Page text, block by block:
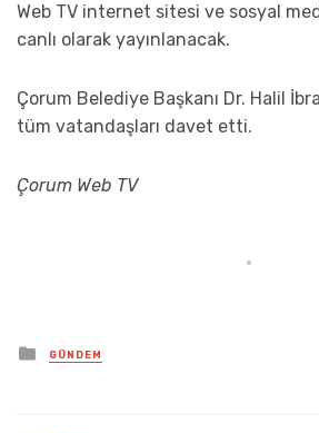
Web TV internet sitesi ve sosyal
canlı olarak yayınlanacak.
Çorum Belediye Başkanı Dr. Halil
tüm vatandaşları davet etti.
Çorum Web TV
Posted
in
GÜNDEM